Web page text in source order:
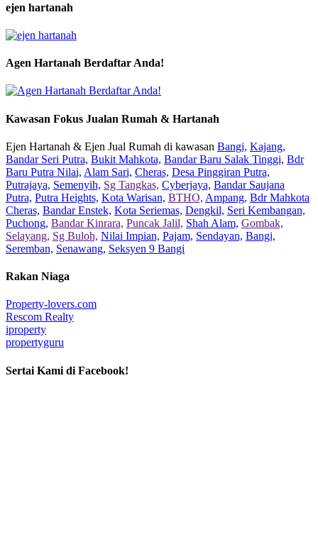
ejen hartanah
Agen Hartanah Berdaftar Anda!
Kawasan Fokus Jualan Rumah & Hartanah
Ejen Hartanah & Ejen Jual Rumah di kawasan Bangi, Kajang,
Bandar Seri Putra, Bukit Mahkota, Bandar Baru Salak Tinggi, Bdr
Baru Putra Nilai, Alam Sari, Cheras, Desa Pinggiran Putra,
Putrajaya, Semenyih, Sg Tangkas, Cyberjaya, Bandar Saujana
Putra, Putra Heights, Kota Warisan, BTHO, Ampang, Bdr Mahkota
Cheras, Bandar Enstek, Kota Seriemas, Dengkil, Seri Kembangan,
Puchong, Bandar Kinrara, Puncak Jalil, Shah Alam, Gombak,
Selayang, Sg Buloh, Nilai Impian, Pajam, Sendayan, Bangi,
Seremban, Senawang, Seksyen 9 Bangi
Rakan Niaga
Property-lovers.com
Rescom Realty
iproperty
propertyguru
Sertai Kami di Facebook!